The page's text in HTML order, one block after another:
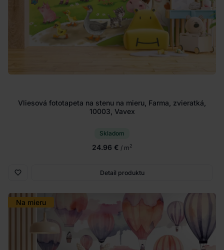
Vliesová fototapeta na stenu na mieru, Farma, zvieratká,
10003, Vavex
Skladom
24.96 € / m2
Detail produktu
Na mieru